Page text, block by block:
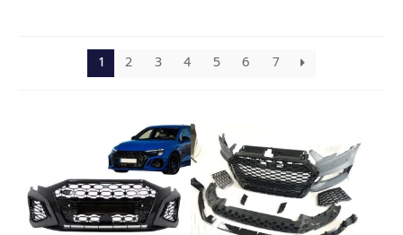
1 2 3 4 5 6 7